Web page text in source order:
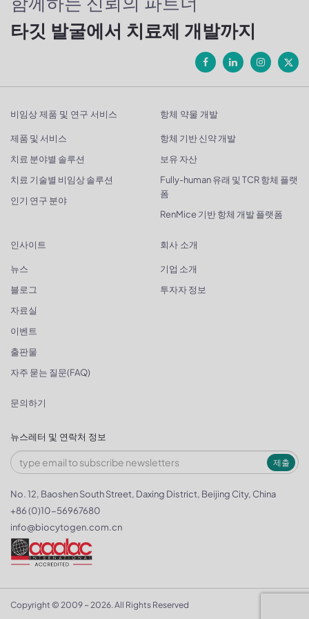
타깃 발굴에서 치료제 개발까지
비임상 제품 및 연구 서비스
제품 및 서비스
치료 분야별 솔루션
치료 기술별 비임상 솔루션
인기 연구 분야
항체 약물 개발
항체 기반 신약 개발
보유 자산
Fully-human 유래 및 TCR 항체 플랫
폼
RenMice 기반 항체 개발 플랫폼
인사이트
뉴스
블로그
자료실
이벤트
출판물
자주 묻는 질문(FAQ)
회사 소개
기업 소개
투자자 정보
문의하기
뉴스레터 및 연락처 정보
제출
No. 12, Baoshen South Street, Daxing District, Beijing City, China
+86 (0)10-56967680
info@biocytogen.com.cn
Copyright © 2009 ~ 2026. All Rights Reserved